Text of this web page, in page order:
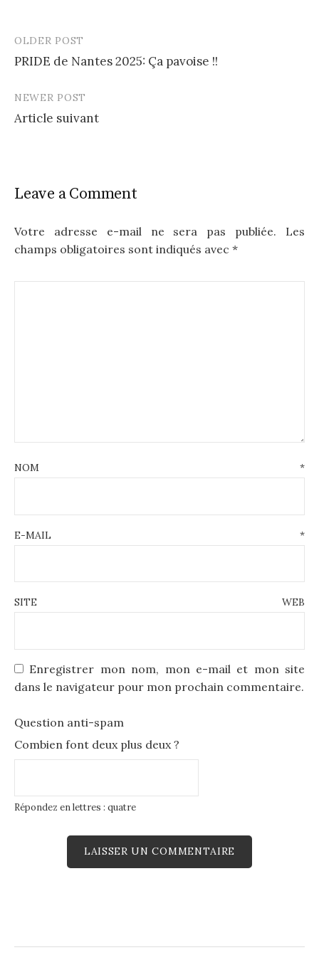
Post
navigation
OLDER POST
PRIDE de Nantes 2025: Ça pavoise !!
NEWER POST
Article suivant
Leave a Comment
Votre adresse e-mail ne sera pas publiée.
Les
champs obligatoires sont indiqués avec *
NOM *
E-MAIL *
SITE WEB
Enregistrer mon nom, mon e-mail et mon site
dans le navigateur pour mon prochain commentaire.
Question anti-spam
Combien font deux plus deux ?
Répondez en lettres : quatre